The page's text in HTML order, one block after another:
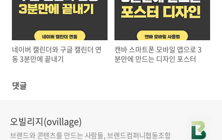
네이버 캘린더와 구글 캘린더 연
동 3분만에 끝내기
캔바 스마트폰 모바일 앱으로 3
분만에 만드는 디자인 포스터
댓글
오빌리지(ovillage)
브랜드와 콘텐츠를 만드는 사람들, 브랜드컴퍼니협동조합